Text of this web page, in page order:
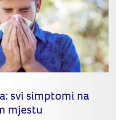
svi simptomi na
mjestu